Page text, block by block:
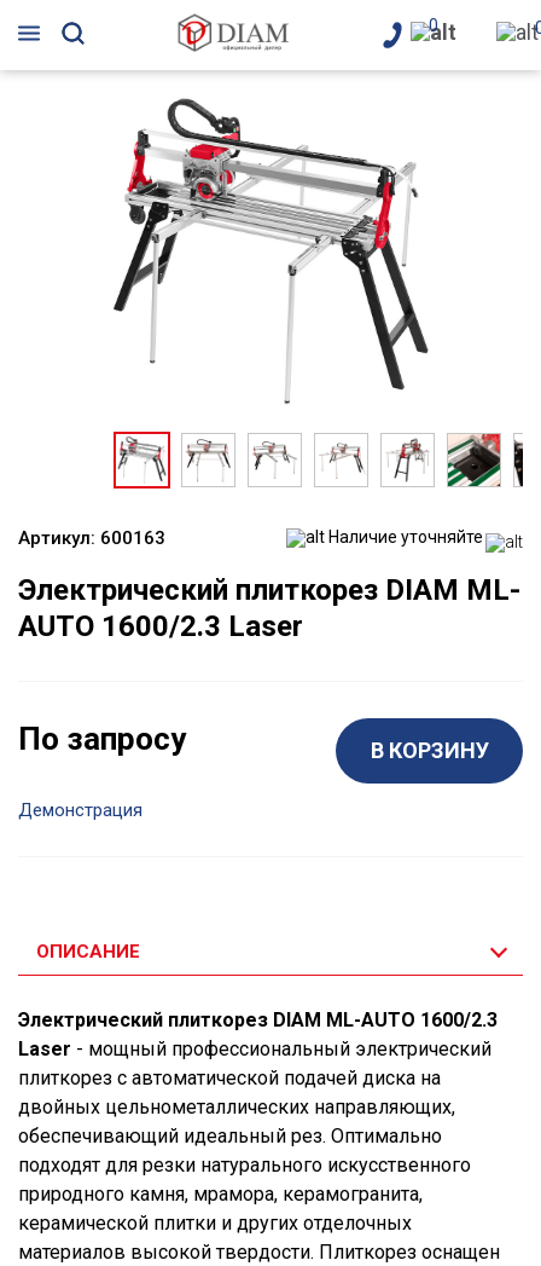
0
Артикул: 600163 Наличие уточняйте
Электрический плиткорез DIAM ML-
AUTO 1600/2.3 Laser
По запросу В КОРЗИНУ
Демонстрация
ОПИСАНИЕ
Электрический плиткорез DIAM ML-AUTO 1600/2.3
Laser - мощный профессиональный электрический
плиткорез с автоматической подачей диска на
двойных цельнометаллических направляющих,
обеспечивающий идеальный рез. Оптимально
подходят для резки натурального искусственного
природного камня, мрамора, керамогранита,
керамической плитки и других отделочных
материалов высокой твердости. Плиткорез оснащен